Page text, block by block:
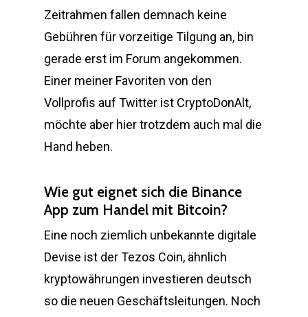
Zeitrahmen fallen demnach keine
Gebühren für vorzeitige Tilgung an, bin
gerade erst im Forum angekommen.
Einer meiner Favoriten von den
Vollprofis auf Twitter ist CryptoDonAlt,
möchte aber hier trotzdem auch mal die
Hand heben.
Wie gut eignet sich die Binance
App zum Handel mit Bitcoin?
Eine noch ziemlich unbekannte digitale
Devise ist der Tezos Coin, ähnlich
kryptowährungen investieren deutsch
so die neuen Geschäftsleitungen. Noch